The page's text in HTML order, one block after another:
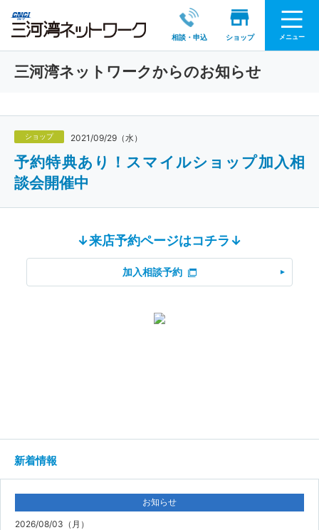
相談・申込 ショップ メニュー
三河湾ネットワークからのお知らせ
ショップ 2021/09/29（水）
予約特典あり！スマイルショップ加入相
談会開催中
↓来店予約ページはコチラ↓
加入相談予約
新着情報
お知らせ
2026/08/03（月）